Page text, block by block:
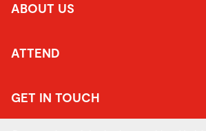
ABOUT US
ATTEND
GET IN TOUCH